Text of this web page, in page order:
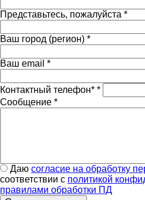
Представьтесь, пожалуйста *
Ваш город (регион) *
Ваш email *
Контактный телефон* *
Сообщение *
Даю согласие на обработку
соответствии с политикой
правилами обработки ПД
Даю согласие на обработку
соответствии с политикой
правилами обработки ПД